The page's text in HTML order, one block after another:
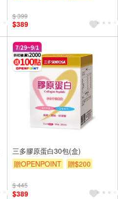
$ 399
$389
三多膠原蛋白30包(盒)
贈OPENPOINT
贈$200
$ 445
$389